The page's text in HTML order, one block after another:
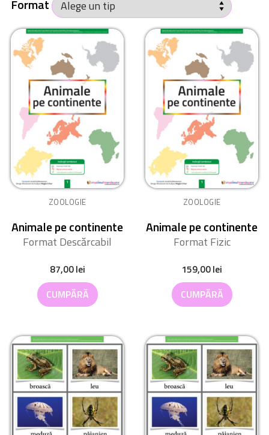
Format
ZOOLOGIE
Animale pe continente
Format Descărcabil
87,00lei
CUMPĂRĂ
ZOOLOGIE
Animale pe continente
Format Fizic
159,00lei
CUMPĂRĂ